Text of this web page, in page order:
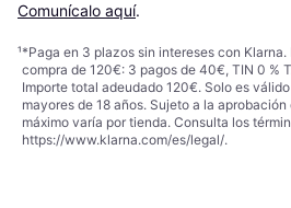
Comunícalo aquí.
¹*Paga en 3 plazos sin intereses con Klarna.
compra de 120€: 3 pagos de 40€, TIN 0 %
Importe total adeudado 120€. Solo es
mayores de 18 años. Sujeto a la
máximo varía por tienda. Consulta los
https://www.klarna.com/es/legal/.